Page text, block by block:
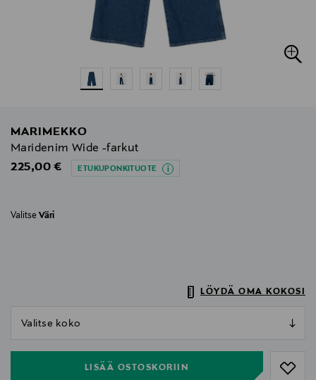
MARIMEKKO
Maridenim Wide -farkut
Original Price
225,00 € ETUKUPONKITUOTE
Valitse Väri
LÖYDÄ OMA KOKOSI
LISÄÄ OSTOSKORIIN